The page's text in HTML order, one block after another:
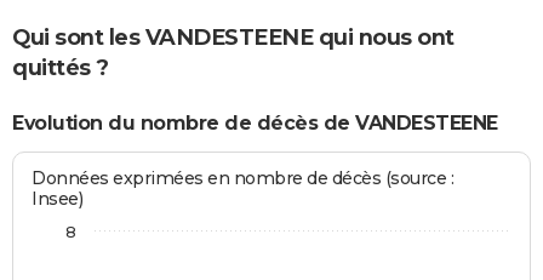
Qui sont les VANDESTEENE qui nous ont
quittés ?
Evolution du nombre de décès de VANDESTEENE
Données exprimées en nombre de décès (source :
Insee)
8